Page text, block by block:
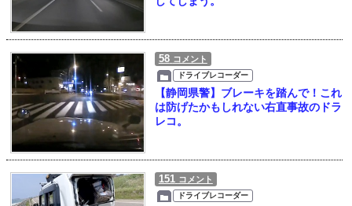
58 コメント
ドライブレコーダー
【静岡県警】ブレーキを踏んで！これ
は防げたかもしれない右直事故のドラ
レコ。
151 コメント
ドライブレコーダー